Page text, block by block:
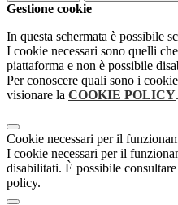
Gestione cookie
In questa schermata è possibile
I cookie necessari sono quelli
piattaforma e non è possibile
Per conoscere quali sono i
visionare la COOKIE POLICY.
Cookie necessari per il
I cookie necessari per il
disabilitati. È possibile
policy.